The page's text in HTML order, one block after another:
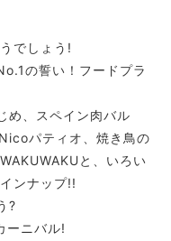
でしょう!
の誓い！フードプラ
め、スペイン肉バル
パティオ、焼き鳥の
と、いろい
ンナップ!!
?
ーニバル!